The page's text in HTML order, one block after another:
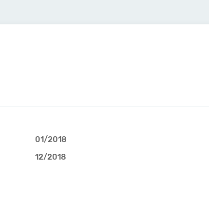
01/2018
12/2018